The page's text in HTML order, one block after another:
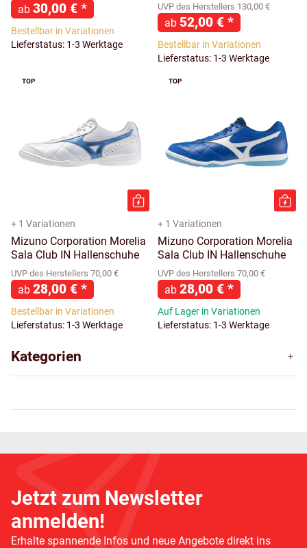
ab 30,00 € *
Bestellbar in Variationen
Lieferstatus: 1-3 Werktage
UVP des Herstellers 130,00 €
ab 52,00 € *
Bestellbar in Variationen
Lieferstatus: 1-3 Werktage
TOP
+ 1 Variationen
Mizuno Corporation Morelia
Sala Club IN Hallenschuhe
UVP des Herstellers 70,00 €
ab 28,00 € *
Bestellbar in Variationen
Lieferstatus: 1-3 Werktage
TOP
+ 1 Variationen
Mizuno Corporation Morelia
Sala Club IN Hallenschuhe
UVP des Herstellers 70,00 €
ab 28,00 € *
Auf Lager in Variationen
Lieferstatus: 1-3 Werktage
Kategorien
Jetzt zum Newsletter
anmelden!
Erhalte spannende Infos und neue Angebote direkt ins